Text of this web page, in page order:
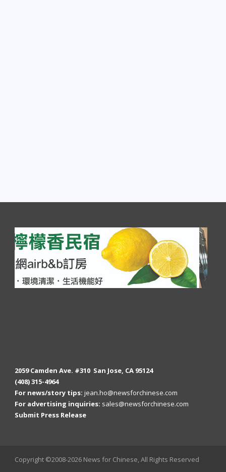
2059 Camden Ave. #310 San Jose, CA 95124
(408) 315-4964
For news/story tips: jean.ho@newsforchinese.com
For advertising inquiries: sales@newsforchinese.com
Submit Press Release
Copyright ©2008-2026 News for Chinese, All Rights Reserved